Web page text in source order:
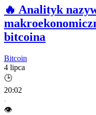
🔥 Analityk
bitcoina
Bitcoin
4 lipca
🕒
20:02
👁️